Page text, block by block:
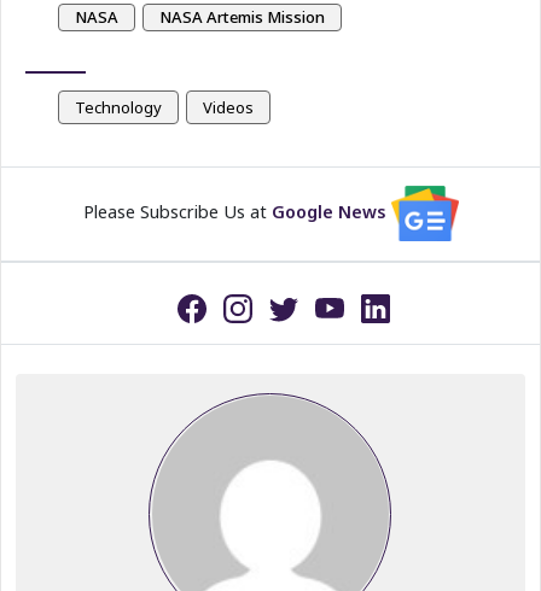
NASA NASA Artemis Mission
Technology Videos
Please Subscribe Us at Google News